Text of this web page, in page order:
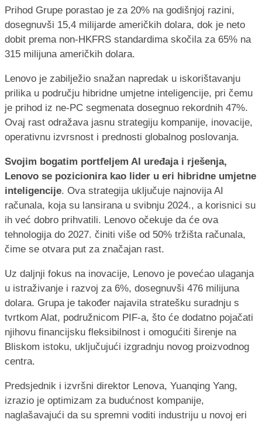
Prihod Grupe porastao je za 20% na godišnjoj razini,
dosegnuvši 15,4 milijarde američkih dolara, dok je neto
dobit prema non-HKFRS standardima skočila za 65% na
315 milijuna američkih dolara.
Lenovo je zabilježio snažan napredak u iskorištavanju
prilika u području hibridne umjetne inteligencije, pri čemu
je prihod iz ne-PC segmenata dosegnuo rekordnih 47%.
Ovaj rast odražava jasnu strategiju kompanije, inovacije,
operativnu izvrsnost i prednosti globalnog poslovanja.
Svojim bogatim portfeljem AI uređaja i rješenja,
Lenovo se pozicionira kao lider u eri hibridne umjetne
inteligencije. Ova strategija uključuje najnovija AI
računala, koja su lansirana u svibnju 2024., a korisnici su
ih već dobro prihvatili. Lenovo očekuje da će ova
tehnologija do 2027. činiti više od 50% tržišta računala,
čime se otvara put za značajan rast.
Uz daljnji fokus na inovacije, Lenovo je povećao ulaganja
u istraživanje i razvoj za 6%, dosegnuvši 476 milijuna
dolara. Grupa je također najavila stratešku suradnju s
tvrtkom Alat, podružnicom PIF-a, što će dodatno pojačati
njihovu financijsku fleksibilnost i omogućiti širenje na
Bliskom istoku, uključujući izgradnju novog proizvodnog
centra.
Predsjednik i izvršni direktor Lenova, Yuanqing Yang,
izrazio je optimizam za budućnost kompanije,
naglašavajući da su spremni voditi industriju u novoj eri